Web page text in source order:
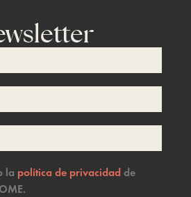
la política de privacidadde